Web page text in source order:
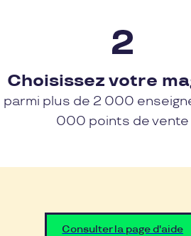
Choisissez votre
parmi plus de 2 000
000 points de vente
Consulter la page d'aide